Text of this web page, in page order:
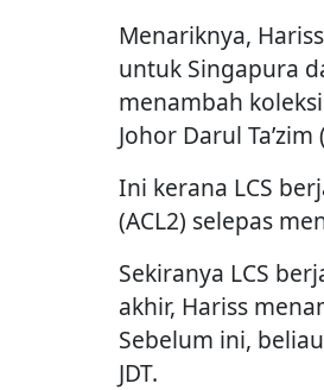
Menariknya,
untuk Singapura
menambah
Johor Darul Ta’zim
Ini kerana LCS
(ACL2) selepas
Sekiranya LCS
akhir, Hariss
Sebelum ini,
JDT.